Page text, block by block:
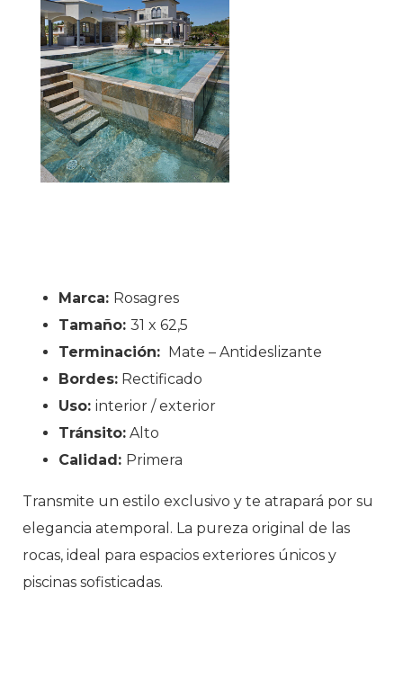
Marca: Rosagres
Tamaño: 31 x 62,5
Terminación:
Mate – Antideslizante
Bordes: Rectificado
Uso: interior / exterior
Tránsito: Alto
Calidad: Primera
Transmite un estilo exclusivo y te atrapará por su
elegancia atemporal. La pureza original de las
rocas, ideal para espacios exteriores únicos y
piscinas sofisticadas.